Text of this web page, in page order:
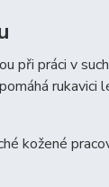
při práci v
rukavici
kožené